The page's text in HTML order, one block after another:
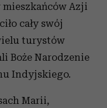
Azji
cały swój
turystów
Boże Narodzenie
Indyjskiego.
Marii,